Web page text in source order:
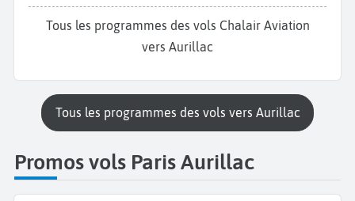
Tous les programmes des vols Chalair Aviation
vers Aurillac
Tous les programmes des vols vers Aurillac
Promos vols Paris Aurillac